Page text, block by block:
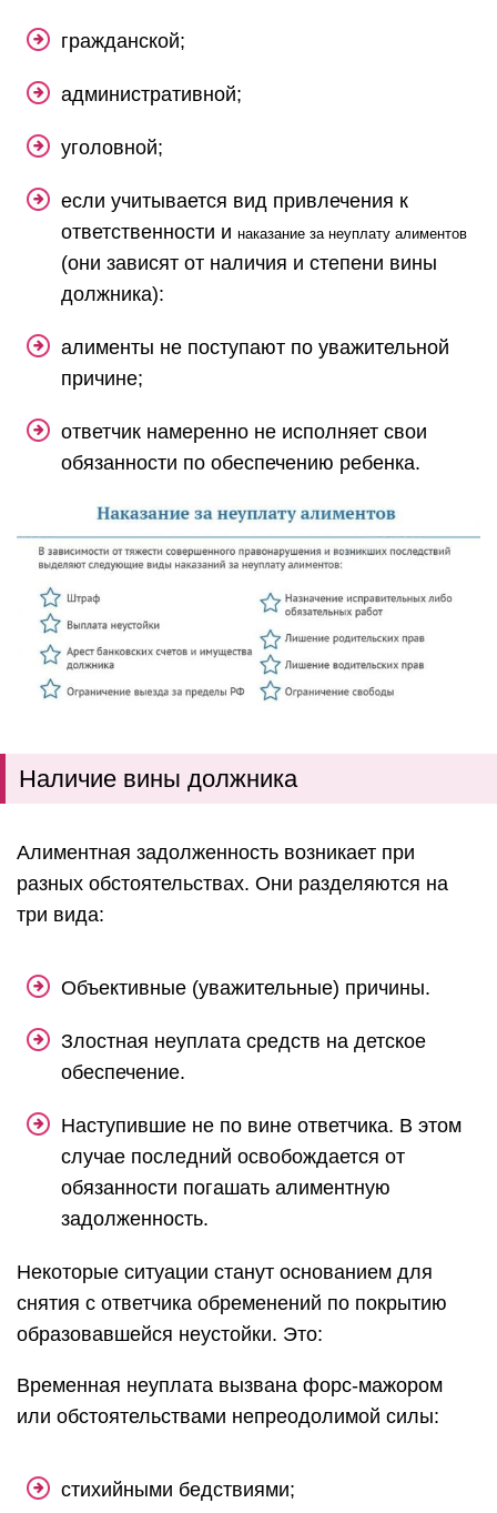
гражданской;
административной;
уголовной;
если учитывается вид привлечения к
ответственности и наказание за неуплату алиментов
(они зависят от наличия и степени вины
должника):
алименты не поступают по уважительной
причине;
ответчик намеренно не исполняет свои
обязанности по обеспечению ребенка.
Наличие вины должника
Алиментная задолженность возникает при
разных обстоятельствах. Они разделяются на
три вида:
Объективные (уважительные) причины.
Злостная неуплата средств на детское
обеспечение.
Наступившие не по вине ответчика. В этом
случае последний освобождается от
обязанности погашать алиментную
задолженность.
Некоторые ситуации станут основанием для
снятия с ответчика обременений по покрытию
образовавшейся неустойки. Это:
Временная неуплата вызвана форс-мажором
или обстоятельствами непреодолимой силы:
стихийными бедствиями;